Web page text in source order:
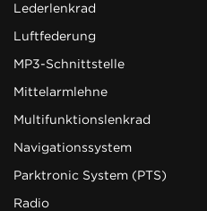
Lederlenkrad
Luftfederung
MP3-Schnittstelle
Mittelarmlehne
Multifunktionslenkrad
Navigationssystem
Parktronic System (PTS)
Radio